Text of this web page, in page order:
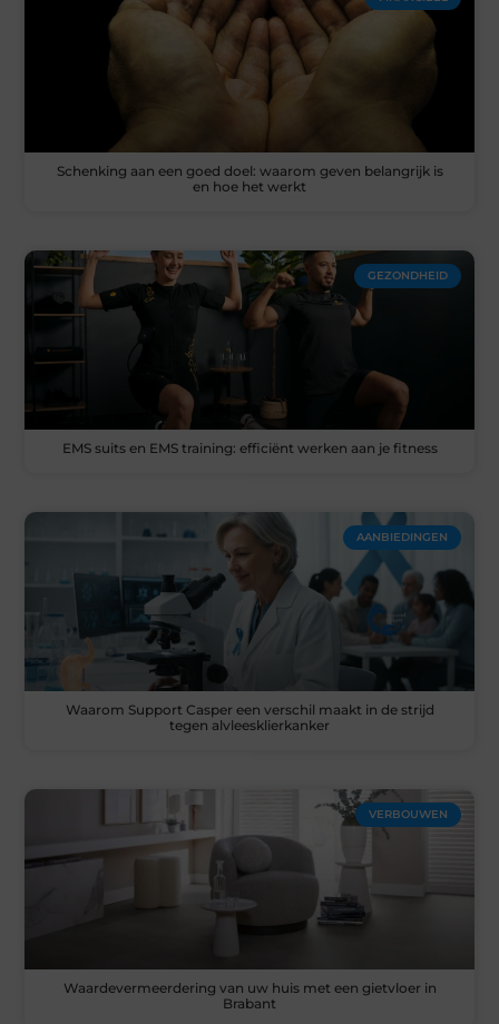
Schenking aan een goed doel: waarom geven belangrijk is
en hoe het werkt
GEZONDHEID
EMS suits en EMS training: efficiënt werken aan je fitness
AANBIEDINGEN
Waarom Support Casper een verschil maakt in de strijd
tegen alvleesklierkanker
VERBOUWEN
Waardevermeerdering van uw huis met een gietvloer in
Brabant